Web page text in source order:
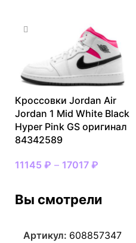
Кроссовки Jordan Air
Jordan 1 Mid White Black
Hyper Pink GS оригинал
84342589
11145 ₽ – 17017 ₽
Вы смотрели
Артикул: 608857347